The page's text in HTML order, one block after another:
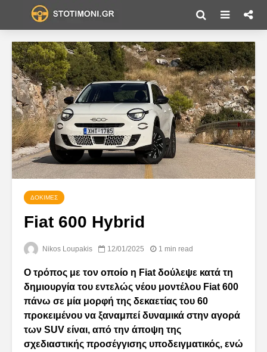
ΔΟΚΙΜΈΣ
Fiat 600 Hybrid
Nikos Loupakis 12/01/2025 1 min read
Ο τρόπος με τον οποίο η Fiat δούλεψε κατά τη
δημιουργία του εντελώς νέου μοντέλου Fiat 600
πάνω σε μία μορφή της δεκαετίας του 60
προκειμένου να ξαναμπεί δυναμικά στην αγορά
των SUV είναι, από την άποψη της
σχεδιαστικής προσέγγισης υποδειγματικός, ενώ